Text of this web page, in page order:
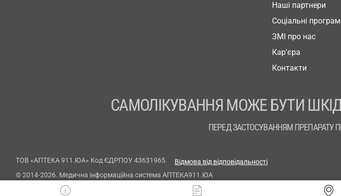
Наші партнери
Соціальні
ЗМІ про нас
Кар'єра
Контакти
САМОЛІКУВАННЯ МОЖЕ БУТИ
ПЕРЕД ЗАСТОСУВАННЯМ ПРЕПАРАТУ
ТОВ «АПТЕКА 911.ЮА» Код ЄДРПОУ 43631965.
Відмова від відповідальності
© 2014-2026. Медична інформаційна система АПТЕКА911.ЮА